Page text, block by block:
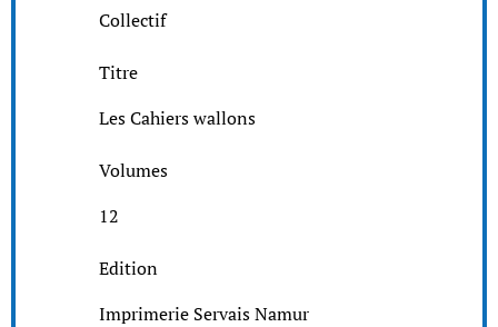
Collectif
Titre
Les Cahiers wallons
Volumes
12
Edition
Imprimerie Servais Namur